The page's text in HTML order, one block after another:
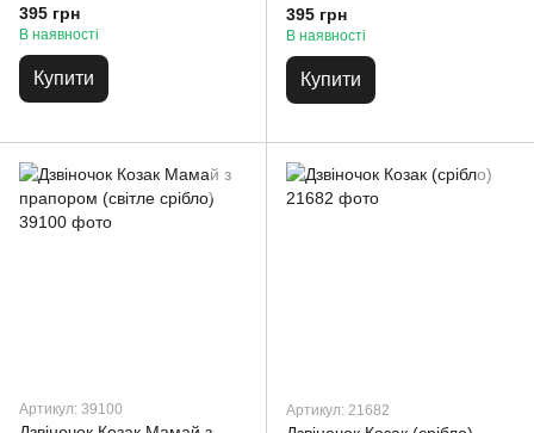
395 грн
В наявності
Купити
395 грн
В наявності
Купити
Артикул: 39100 Артикул: 21682